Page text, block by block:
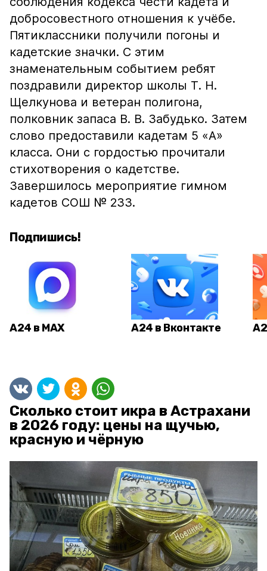
добросовестного отношения к учёбе.
Пятиклассники получили погоны и
кадетские значки. С этим
знаменательным событием ребят
поздравили директор школы Т. Н.
Щелкунова и ветеран полигона,
полковник запаса В. В. Забудько. Затем
слово предоставили кадетам 5 «А»
класса. Они с гордостью прочитали
стихотворения о кадетстве.
Завершилось мероприятие гимном
кадетов СОШ № 233.
Подпишись!
А24 в MAX А24 в Вконтакте
Сколько стоит икра в Астрахани
в 2026 году: цены на щучью,
красную и чёрную